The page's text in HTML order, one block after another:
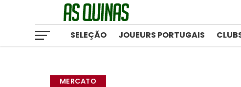
SELEÇÃO JOUEURS PORTUGAIS
MERCATO